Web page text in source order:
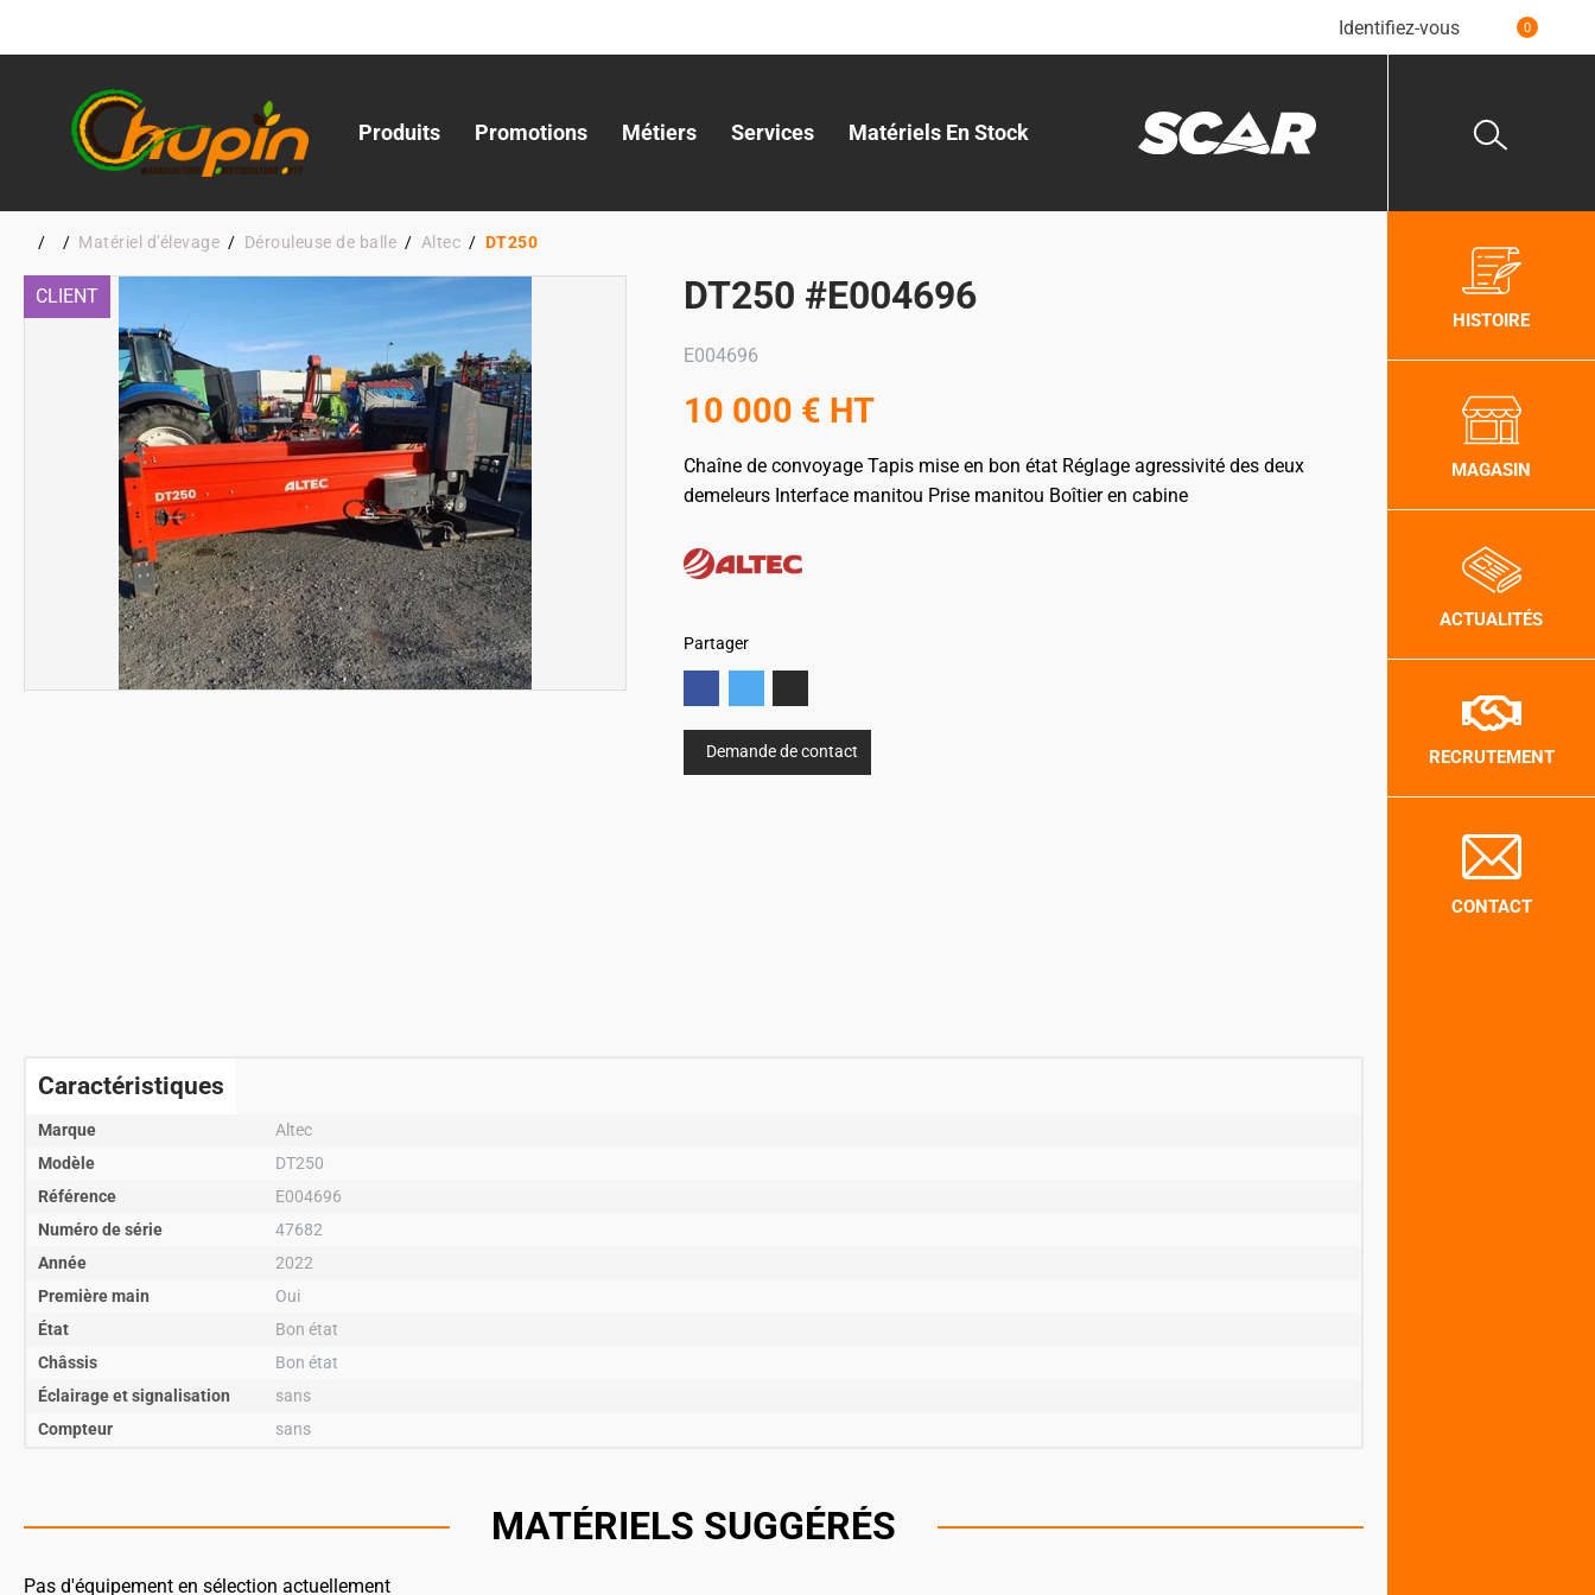
Identifiez-vous 0
Produits Promotions Métiers Services Matériels En Stock
Matériel d'élevage Dérouleuse de balle Altec DT250
DT250 #E004696
CLIENT
E004696
10 000 € HT
Chaîne de convoyageTapis mise en bon état Réglage agressivité des deux
demeleurs Interface manitou Prise manitou Boîtier en cabine
Caractéristiques
Marque
Altec
Modèle
DT250
Référence
E004696
Numéro de série
47682
Année
2022
Première main
Oui
État
Bon état
Châssis
Bon état
Éclairage et signalisation
sans
Compteur
sans
Partager
Demande de contact
MATÉRIELS SUGGÉRÉS
Pas d'équipement en sélection actuellement
HISTOIRE
MAGASIN
ACTUALITÉS
RECRUTEMENT
CONTACT